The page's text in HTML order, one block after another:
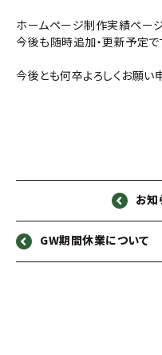
ホームページ制作実績ペー
今後も随時追加・更新予定で
今後とも何卒よろしくお願い
お知
GW期間休業について